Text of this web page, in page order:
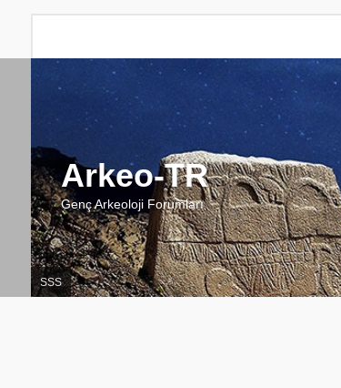
Arkeo-TR
Genç Arkeoloji Forumları
SSS